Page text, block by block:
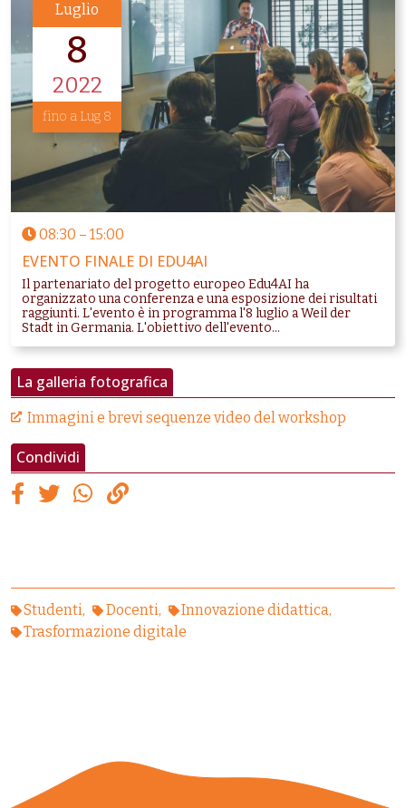
Luglio
8
2022
fino a Lug 8
08:30 – 15:00
EVENTO FINALE DI EDU4AI
Il partenariato del progetto europeo Edu4AI ha
organizzato una conferenza e una esposizione dei risultati
raggiunti. L'evento è in programma l'8 luglio a Weil der
Stadt in Germania. L'obiettivo dell'evento...
La galleria fotografica
Immagini e brevi sequenze video del workshop
Condividi
Studenti Docenti
Innovazione didattica
Trasformazione digitale